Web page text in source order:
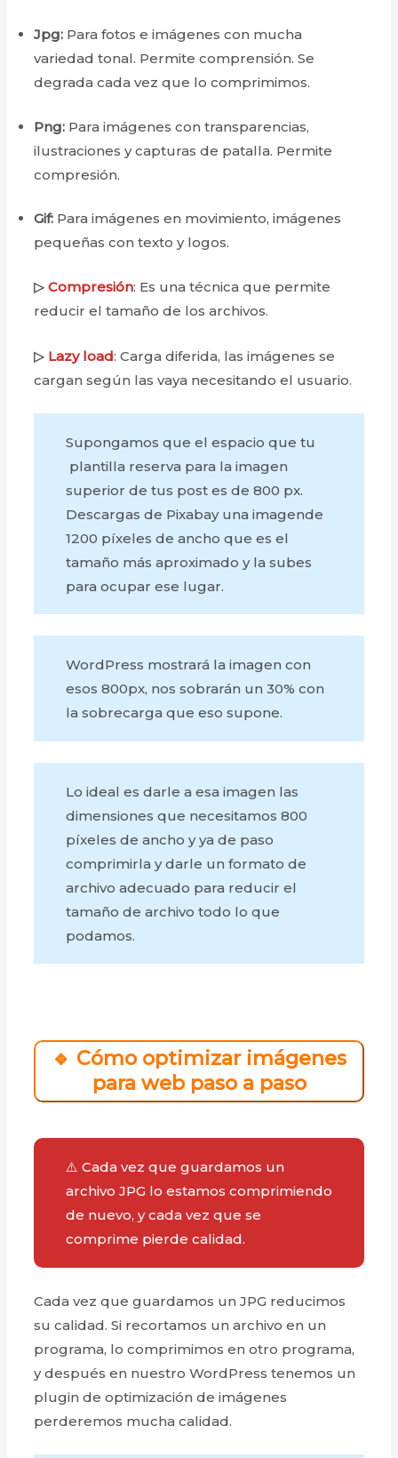
Jpg: Para fotos e imágenes con mucha
variedad tonal. Permite comprensión. Se
degrada cada vez que lo comprimimos.
Png: Para imágenes con transparencias,
ilustraciones y capturas de patalla. Permite
compresión.
Gif: Para imágenes en movimiento, imágenes
pequeñas con texto y logos.
▷ Compresión: Es una técnica que permite
reducir el tamaño de los archivos.
▷ Lazyload: Carga diferida, las imágenes se
cargan según las vaya necesitando el usuario.
Supongamos que el espacio que tu
plantilla reserva para la imagen
superior de tus post es de 800 px.
Descargas de Pixabay una imagende
1200 píxeles de ancho que es el
tamaño más aproximado y la subes
para ocupar ese lugar.
WordPress mostrará la imagen con
esos 800px, nos sobrarán un 30% con
la sobrecarga que eso supone.
Lo ideal es darle a esa imagen las
dimensiones que necesitamos 800
píxeles de ancho y ya de paso
comprimirla y darle un formato de
archivo adecuado para reducir el
tamaño de archivo todo lo que
podamos.
🔹 Cómo optimizar imágenes
para web paso a paso
⚠️ Cada vez que guardamos un
archivo JPG lo estamos comprimiendo
de nuevo, y cada vez que se
comprime pierde calidad.
Cada vez que guardamos un JPG reducimos
su calidad. Si recortamos un archivo en un
programa, lo comprimimos en otro programa,
y después en nuestro WordPress tenemos un
plugin de optimización de imágenes
perderemos mucha calidad.